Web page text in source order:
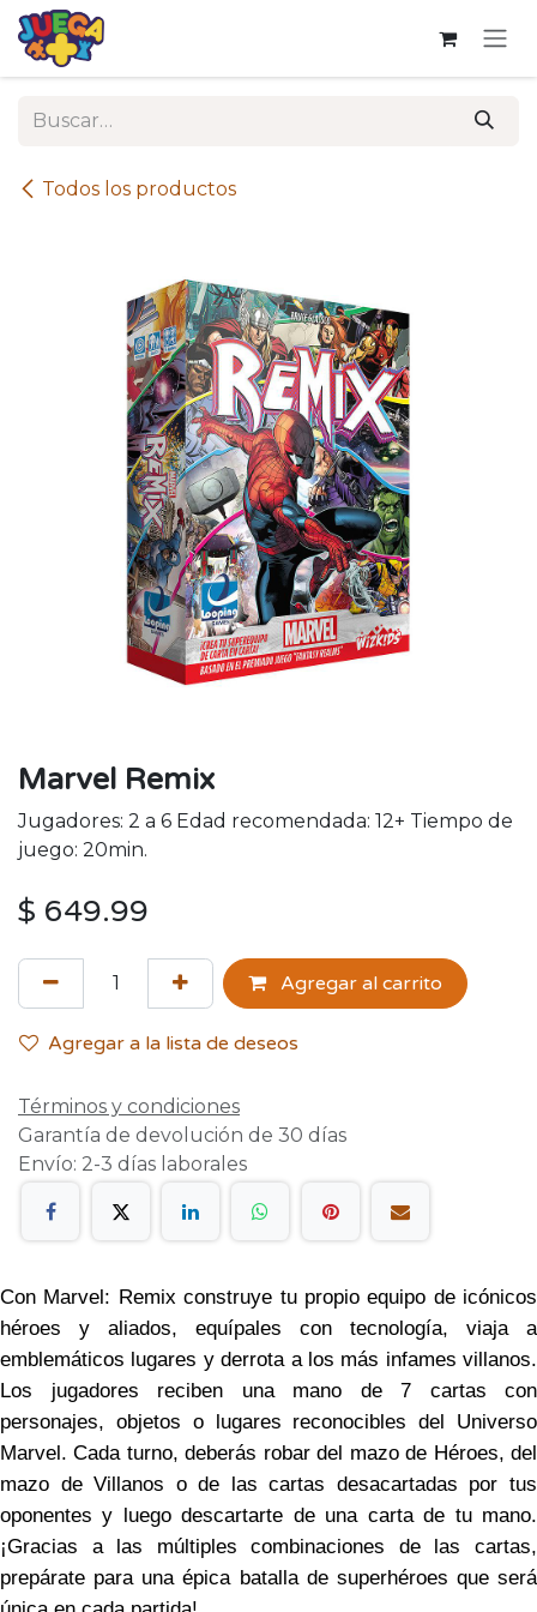
Ir al contenido
Todos los productos
Marvel Remix
Jugadores: 2 a 6 Edad recomendada: 12+ Tiempo de
juego: 20min.
$ 649.99
Agregar al carrito
Agregar a la lista de deseos
Términos y condiciones
Garantía de devolución de 30 días
Envío: 2-3 días laborales
Con Marvel: Remix construye tu propio equipo de icónicos
héroes y aliados, equípales con tecnología, viaja a
emblemáticos lugares y derrota a los más infames villanos.
Los jugadores reciben una mano de 7 cartas con
personajes, objetos o lugares reconocibles del Universo
Marvel. Cada turno, deberás robar del mazo de Héroes, del
mazo de Villanos o de las cartas desacartadas por tus
oponentes y luego descartarte de una carta de tu mano.
¡Gracias a las múltiples combinaciones de las cartas,
prepárate para una épica batalla de superhéroes que será